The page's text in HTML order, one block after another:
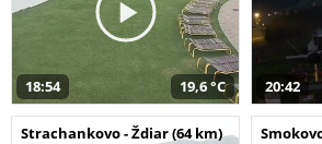
18:54 19,6 °C 20:42
Strachankovo - Ždiar (64 km)